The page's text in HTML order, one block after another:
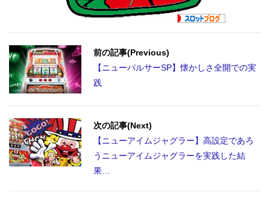
前の記事(Previous)
【ニューパルサーSP】懐かしさ全開での実
践
次の記事(Next)
【ニューアイムジャグラー】高設定であろ
うニューアイムジャグラーを実践した結
果…